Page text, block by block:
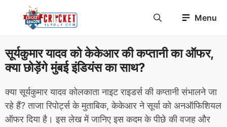
Menu
सूर्यकुमार यादव को केकेआर की कप्तानी का ऑफर,
क्या छोड़ेंगे मुंबई इंडियंस का साथ?
क्या सूर्यकुमार यादव कोलकाता नाइट राइडर्स की कप्तानी संभालने जा
रहे हैं? ताजा रिपोर्ट्स के मुताबिक, केकेआर ने सूर्या को अनऑफिशियल
ऑफर दिया है। इस लेख में जानिए इस कदम के पीछे की वजह और